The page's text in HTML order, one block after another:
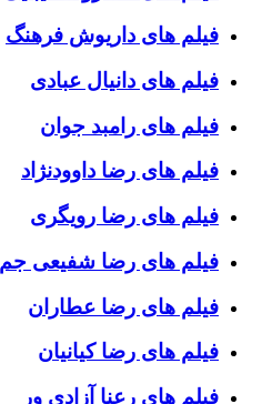
فیلم های داریوش فرهنگ
فیلم های دانیال عبادی
فیلم های رامبد جوان
فیلم های رضا داوودنژاد
فیلم های رضا رویگری
فیلم های رضا شفیعی جم
فیلم های رضا عطاران
فیلم های رضا کیانیان
فیلم های رعنا آزادی ور